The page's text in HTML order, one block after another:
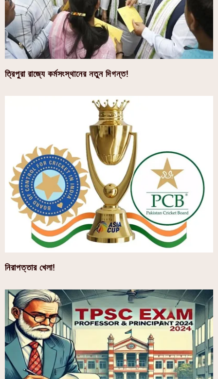
ত্রিপুরা রাজ্যে কর্মসংস্থানের নতুন দিগন্ত!
নিরাপত্তার খেলা!